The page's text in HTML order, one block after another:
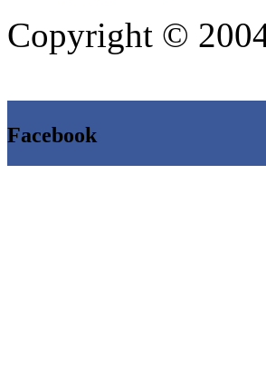
Copyright ©
Facebook